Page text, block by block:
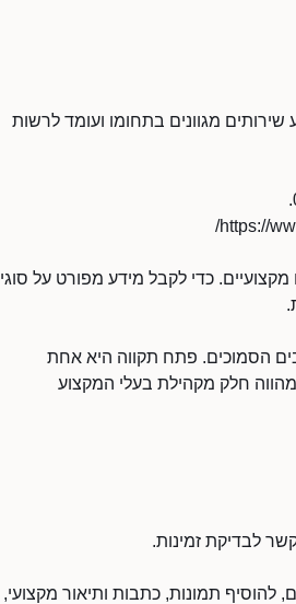
מגוונים בתחומו ועומד לרשות
כדי לקבל מידע מפורט על סוגי
הסמוכים. פתח תקווה היא אחת
מהווה חלק מקהילת בעלי המקצוע
לבדיקת זמינות.
להוסיף תמונות, כתבות ותיאור מקצועי,